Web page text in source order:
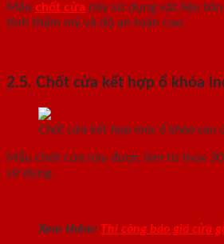
Mẫu chốt cửa này sử dụng vật liệu
tính thẩm mỹ và độ an toàn cao.
2.5. Chốt cửa kết hợp ổ khóa
Chốt cửa kết hợp móc ổ khóa cao
Mẫu chốt cửa này được làm từ Inox
sử dụng.
Xem thêm: Thi công báo giá cửa